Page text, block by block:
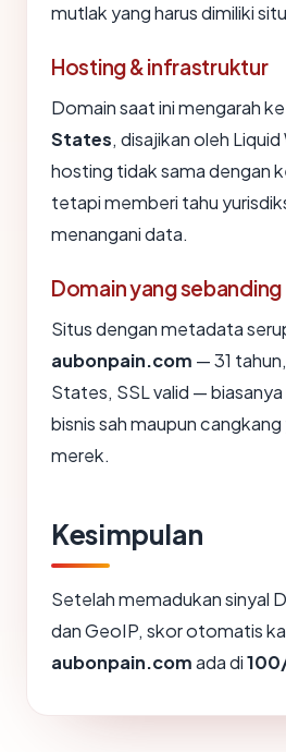
mutlak yang harus dimiliki
Hosting & infrastruktur
Domain saat ini mengarah
States, disajikan oleh
hosting tidak sama dengan
tetapi memberi tahu
menangani data.
Domain yang sebanding
Situs dengan metadata
aubonpain.com — 31
States, SSL valid —
bisnis sah maupun
merek.
Kesimpulan
Setelah memadukan sinyal
dan GeoIP, skor otomatis
aubonpain.comada di